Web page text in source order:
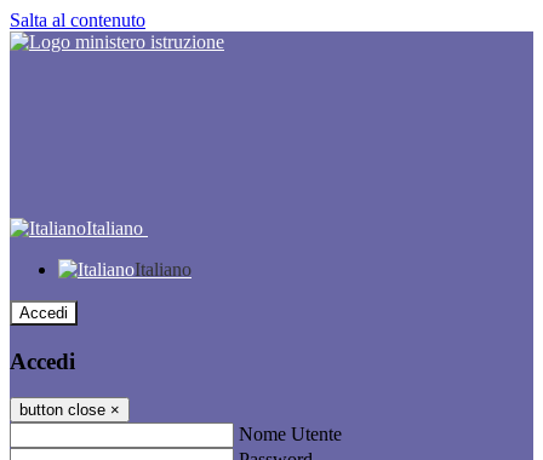
Salta al contenuto
Italiano
Italiano
Accedi
Accedi
button close ×
Nome Utente